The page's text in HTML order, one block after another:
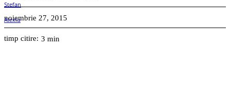
noiembrie 27, 2015
timp citire: 3 min